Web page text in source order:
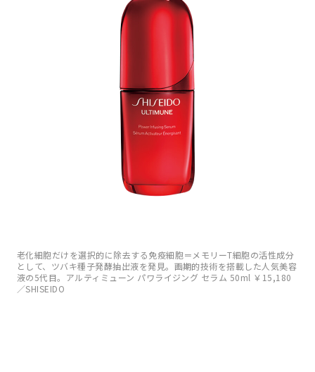
老化細胞だけを選択的に除去する免疫細胞＝メモリーT細胞の活性成分
として、ツバキ種子発酵抽出液を発見。画期的技術を搭載した人気美容
液の5代目。アルティミューン パワライジング セラム 50ml ￥15,180
／SHISEIDO